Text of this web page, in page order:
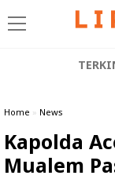
Home » News
Kapolda
Mualem